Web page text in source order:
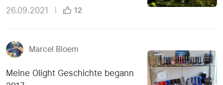
26.09.2021 | 12
Marcel Bloem
Meine Olight Geschichte begann